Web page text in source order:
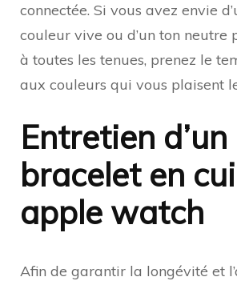
connectée. Si vous avez envie
couleur vive ou d’un ton neutre
à toutes les tenues, prenez le
aux couleurs qui vous plaisent
Entretien d’un
bracelet en
apple watch
Afin de garantir la longévité et